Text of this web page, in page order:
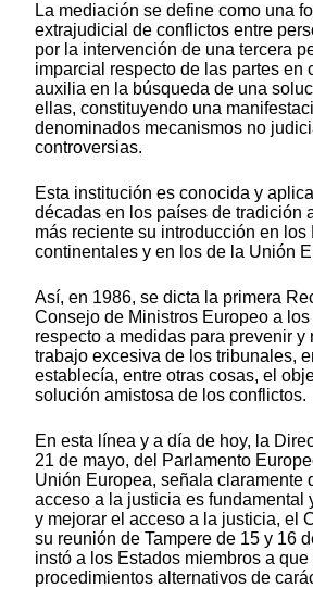
La mediación se define como una
extrajudicial de conflictos entre
por la intervención de una tercera
imparcial respecto de las partes en
auxilia en la búsqueda de una
ellas, constituyendo una
denominados mecanismos no
controversias.
Esta institución es conocida y
décadas en los países de tradición
más reciente su introducción en los
continentales y en los de la Unión
Así, en 1986, se dicta la primera
Consejo de Ministros Europeo a
respecto a medidas para prevenir y
trabajo excesiva de los tribunales,
establecía, entre otras cosas, el
solución amistosa de los conflictos.
En esta línea y a día de hoy, la
21 de mayo, del Parlamento
Unión Europea, señala claramente
acceso a la justicia es fundamental
y mejorar el acceso a la justicia, el
su reunión de Tampere de 15 y 16
instó a los Estados miembros a que
procedimientos alternativos de